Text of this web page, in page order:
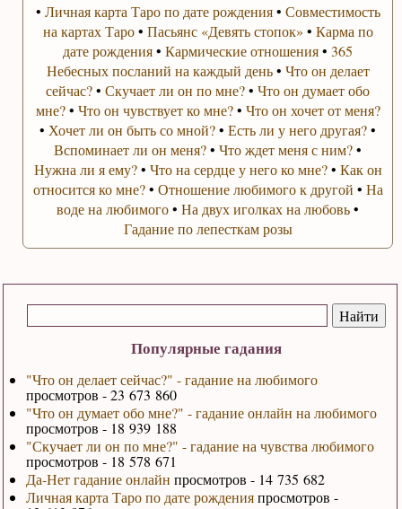
Популярные гадания
"Что он делает сейчас?" - гадание на любимого
просмотров - 23 673 860
"Что он думает обо мне?" - гадание онлайн на любимого
просмотров - 18 939 188
"Скучает ли он по мне?" - гадание на чувства любимого
просмотров - 18 578 671
Да-Нет гадание онлайн просмотров - 14 735 682
Личная карта Таро по дате рожденияпросмотров -
• Личная карта Таро по дате рождения• Совместимость
на картах Таро• Пасьянс «Девять стопок» • Карма по
дате рождения•Кармические отношения•365
Небесных посланий на каждый день• Что он делает
сейчас?•Скучает ли он по мне?•Что он думает обо
мне?• Что он чувствует ко мне?• Что он хочет от меня?
• Хочет ли он быть со мной?•Есть ли у него другая?•
Вспоминает ли он меня?•Что ждет меня с ним?•
Нужна ли я ему?• Что на сердце у него ко мне?• Как он
относится ко мне?• Отношение любимого к другой • На
воде на любимого•На двух иголках на любовь•
Гадание по лепесткам розы